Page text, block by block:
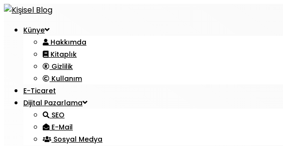
Künye
Hakkımda
Kitaplık
Gizlilik
Kullanım
E-Ticaret
Dijital Pazarlama
SEO
E-Mail
Sosyal Medya